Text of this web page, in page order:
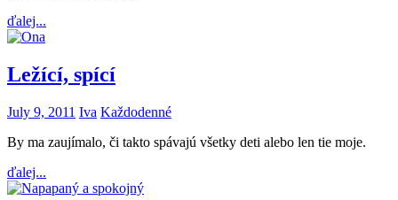
ďalej...
Ležící, spící
July 9, 2011 Iva Každodenné
By ma zaujímalo, či takto spávajú všetky deti alebo len tie moje.
ďalej...